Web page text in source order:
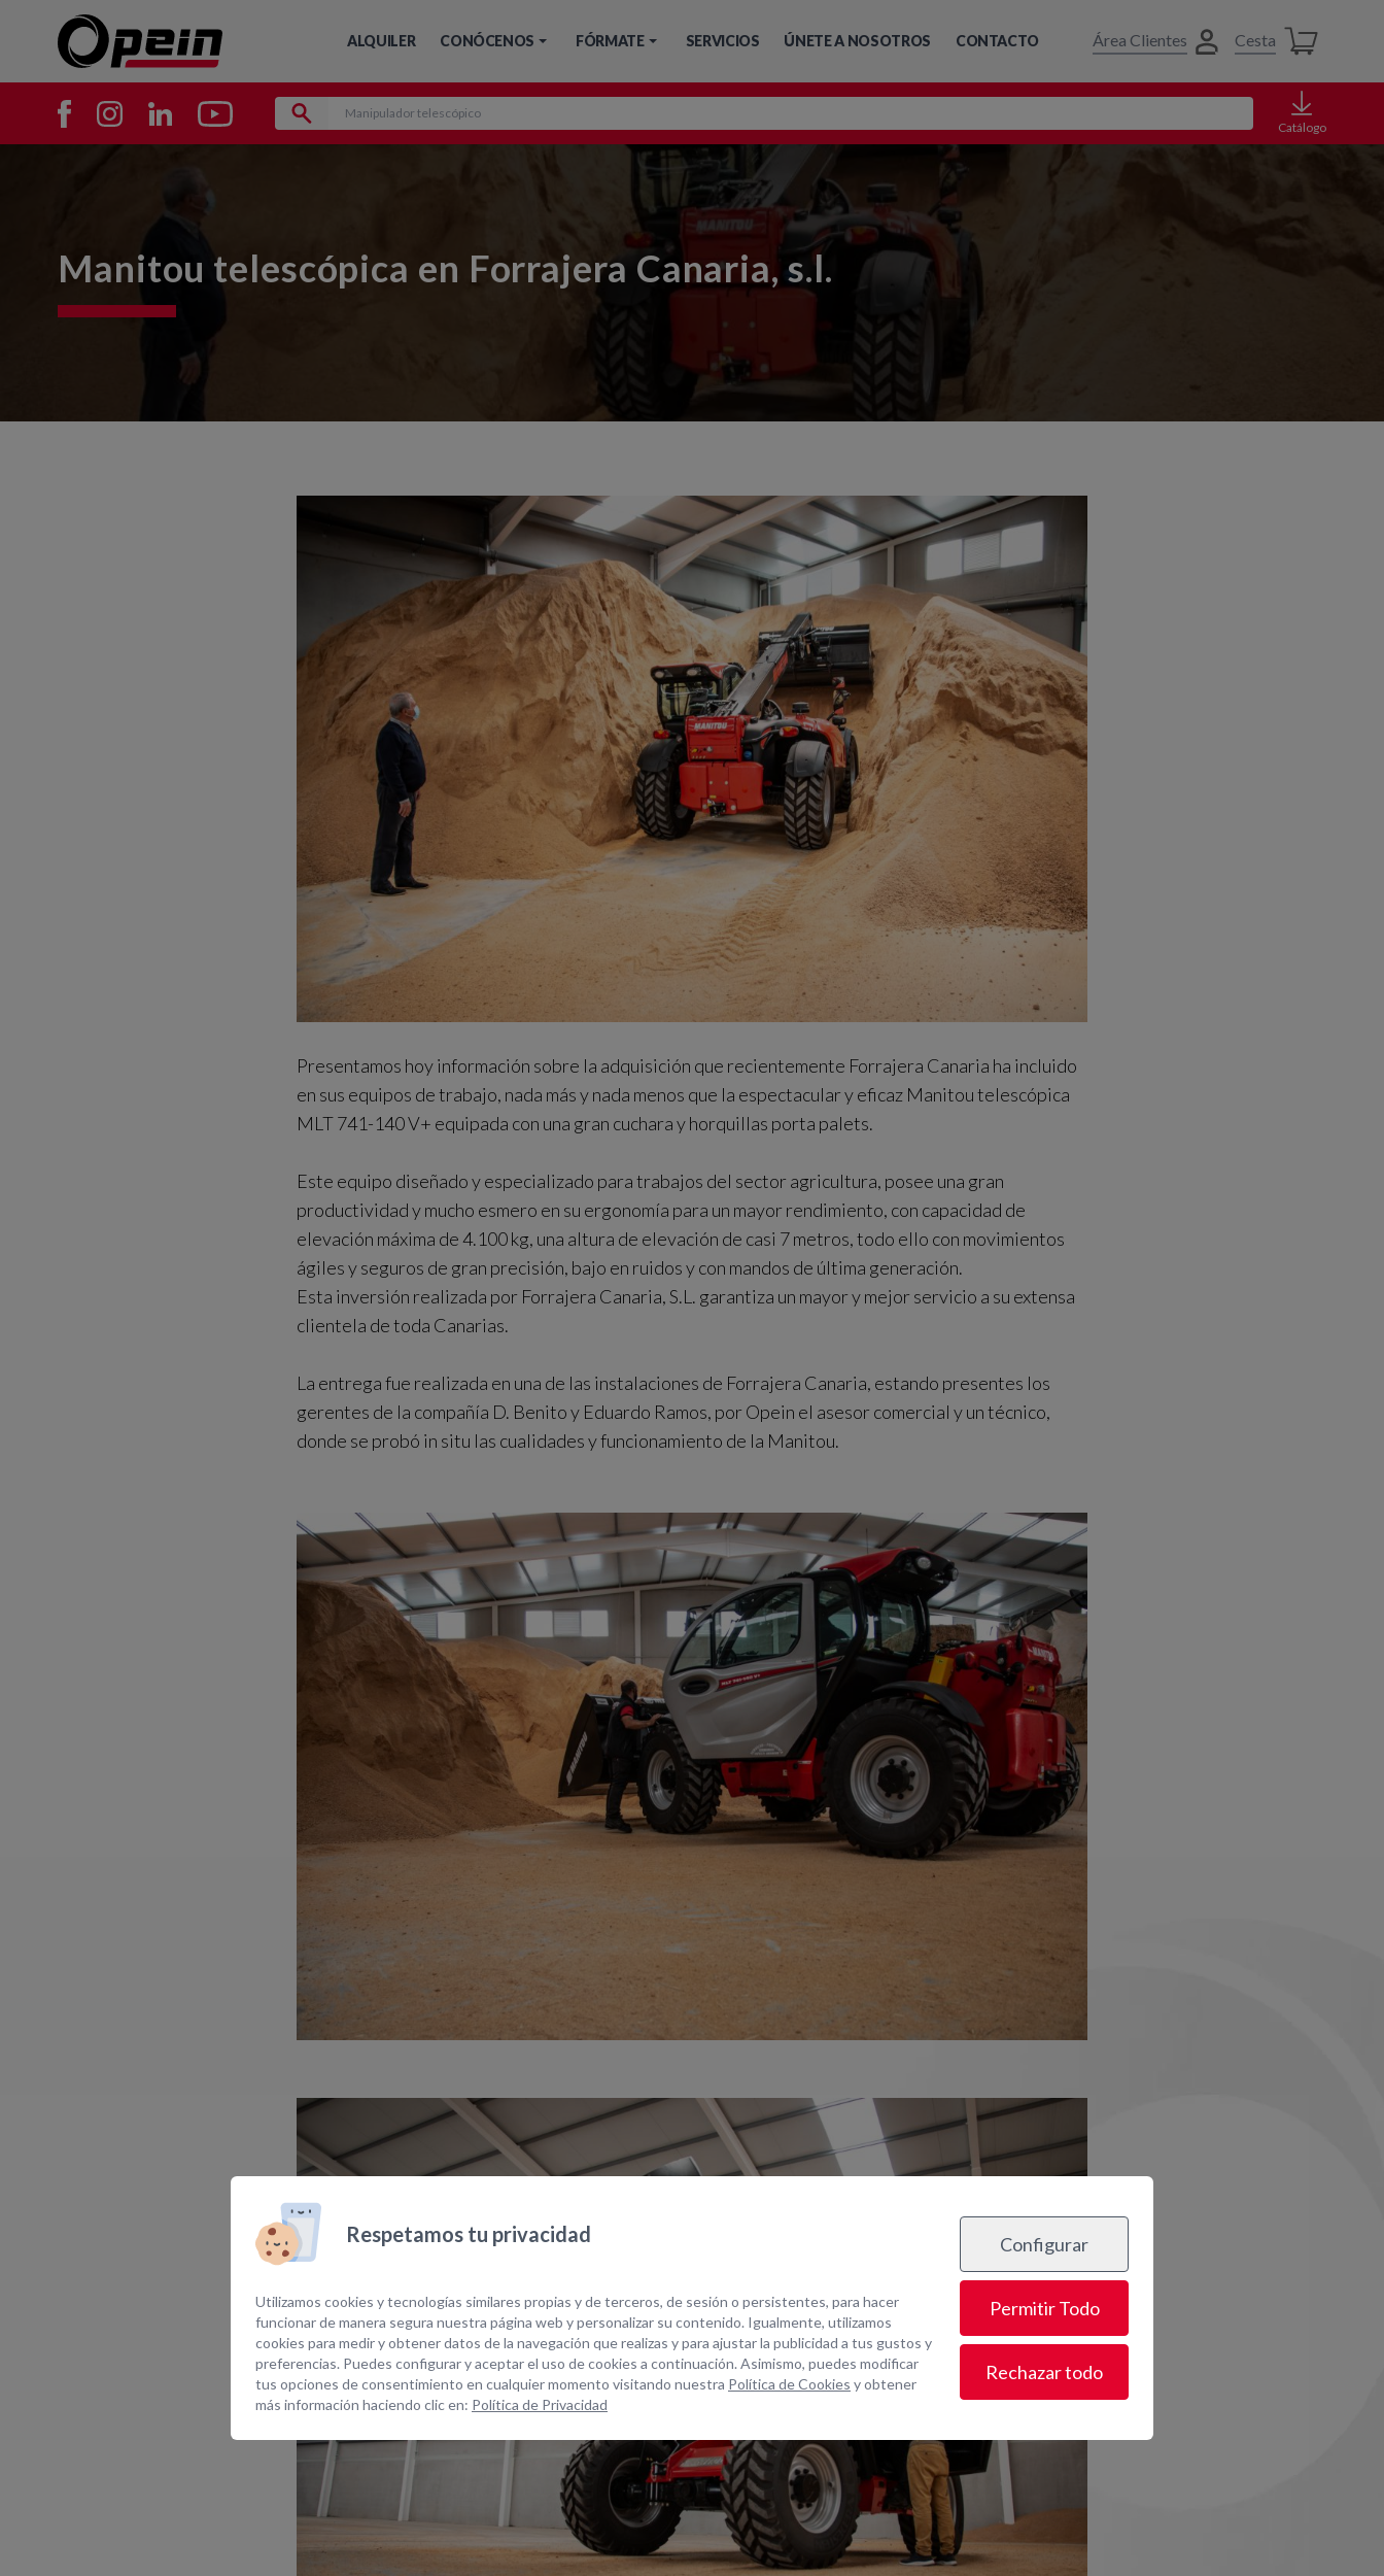
ALQUILER CONÓCENOS FÓRMATE SERVICIOS ÚNETE A NOSOTROS CONTACTO Área Clientes Cesta
Catálogo
Manitou telescópica en Forrajera Canaria, s.l.
Presentamos hoy información sobre la adquisición que recientemente Forrajera Canaria ha incluido
en sus equipos de trabajo, nada más y nada menos que la espectacular y eficaz Manitou telescópica
MLT 741-140 V+ equipada con una gran cuchara y horquillas porta palets.
Este equipo diseñado y especializado para trabajos del sector agricultura, posee una gran
productividad y mucho esmero en su ergonomía para un mayor rendimiento, con capacidad de
elevación máxima de 4.100 kg, una altura de elevación de casi 7 metros, todo ello con movimientos
ágiles y seguros de gran precisión, bajo en ruidos y con mandos de última generación.
Esta inversión realizada por Forrajera Canaria, S.L. garantiza un mayor y mejor servicio a su extensa
clientela de toda Canarias.
La entrega fue realizada en una de las instalaciones de Forrajera Canaria, estando presentes los
gerentes de la compañía D. Benito y Eduardo Ramos, por Opein el asesor comercial y un técnico,
donde se probó in situ las cualidades y funcionamiento de la Manitou.
Respetamos tu privacidad
Utilizamos cookies y tecnologías similares propias y de terceros, de sesión o persistentes, para hacer
funcionar de manera segura nuestra página web y personalizar su contenido. Igualmente, utilizamos
cookies para medir y obtener datos de la navegación que realizas y para ajustar la publicidad a tus gustos y
preferencias. Puedes configurar y aceptar el uso de cookies a continuación. Asimismo, puedes modificar
tus opciones de consentimiento en cualquier momento visitando nuestra Política de Cookies y obtener
más información haciendo clic en: Política de Privacidad
Configurar
Permitir Todo
Rechazar todo